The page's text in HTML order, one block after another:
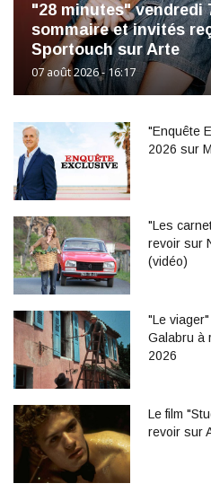
"28 minutes" vendredi
sommaire et invités
Sportouch sur Arte
07 août 2026 - 16:17
"Enquête
2026 sur
"Les
revoir sur
(vidéo)
"Le
Galabru à
2026
Le film
revoir sur